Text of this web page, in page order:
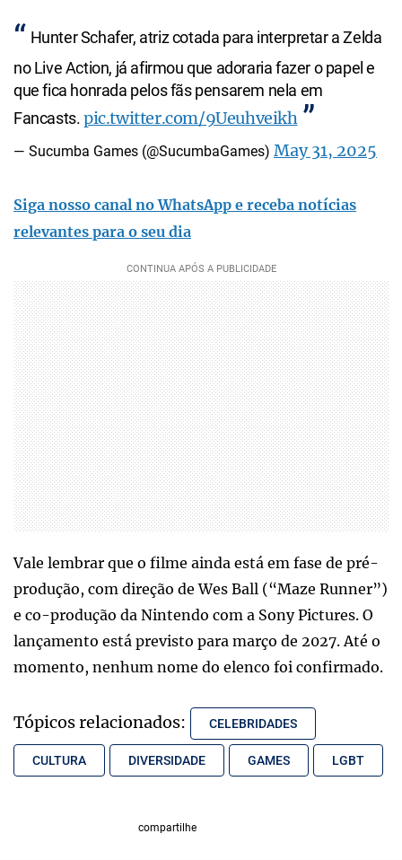
Hunter Schafer, atriz cotada para interpretar a Zelda
no Live Action, já afirmou que adoraria fazer o papel e
que fica honrada pelos fãs pensarem nela em
Fancasts.pic.twitter.com/9Ueuhveikh
— Sucumba Games (@SucumbaGames) May 31, 2025
Siga nosso canal no WhatsApp e receba notícias
relevantes para o seu dia
Vale lembrar que o filme ainda está em fase de pré-
produção, com direção de Wes Ball (“Maze Runner”)
e co-produção da Nintendo com a Sony Pictures. O
lançamento está previsto para março de 2027. Até o
momento, nenhum nome do elenco foi confirmado.
Tópicos relacionados: CELEBRIDADES
CULTURA DIVERSIDADE GAMES LGBT
compartilhe